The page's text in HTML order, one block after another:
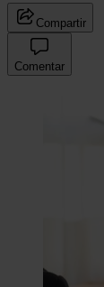
Compartir
Comentar